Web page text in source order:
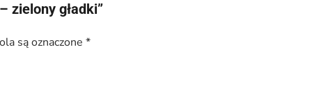
zielony gładki”
są oznaczone *